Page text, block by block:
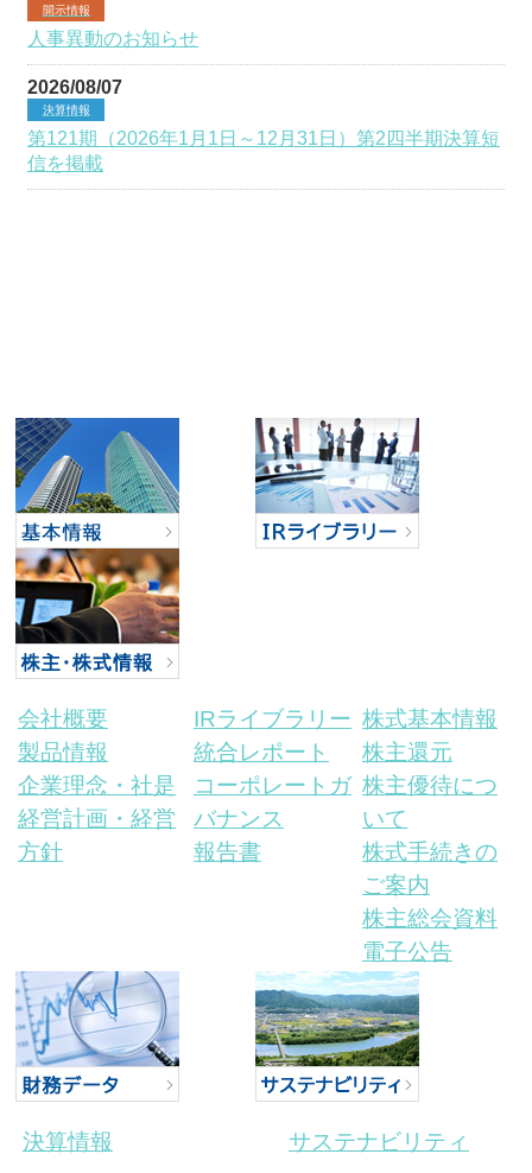
開示情報
人事異動のお知らせ
2026/08/07
決算情報
第121期（2026年1月1日～12月31日）第2四半期決算短
信を掲載
会社概要
製品情報
企業理念・社是
経営計画・経営
方針
IRライブラリー
統合レポート
コーポレートガ
バナンス
報告書
株式基本情報
株主還元
株主優待につ
いて
株式手続きの
ご案内
株主総会資料
電子公告
決算情報 サステナビリティ